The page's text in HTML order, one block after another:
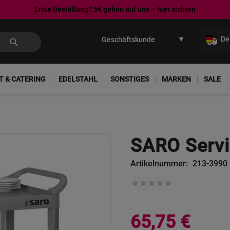
Erste Bestellung? 5€ gehen auf uns – hier sichern
& CATERING EDELSTAHL SONSTIGES MARKEN SALE
SARO
Artikelnummer 213-3990
65,75 €